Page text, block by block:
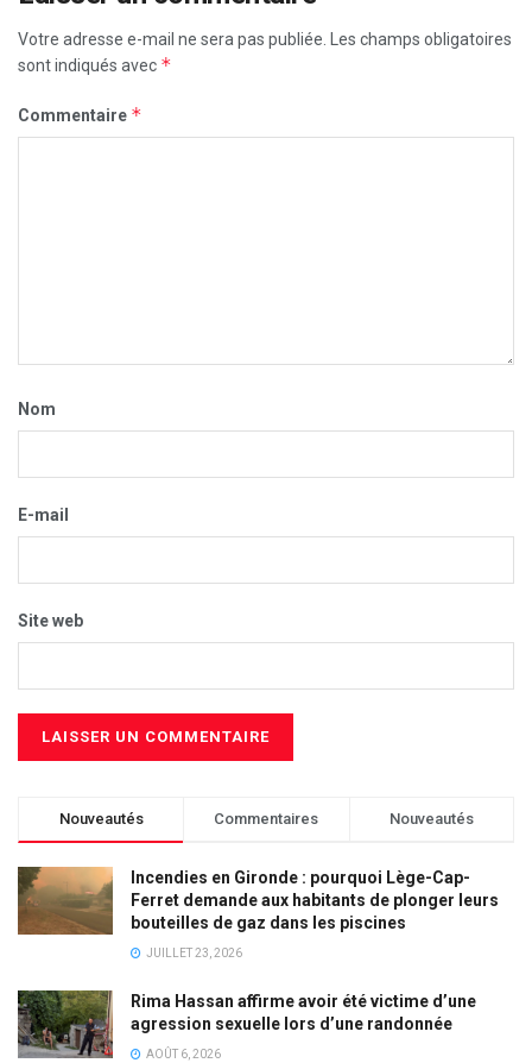
Votre adresse e-mail ne sera pas publiée.
Les champs obligatoires
sont indiqués avec *
Commentaire *
Nom
E-mail
Site web
Nouveautés Commentaires Nouveautés
Incendies en Gironde : pourquoi Lège-Cap-
Ferret demande aux habitants de plonger leurs
bouteilles de gaz dans les piscines
JUILLET 23, 2026
Rima Hassan affirme avoir été victime d’une
agression sexuelle lors d’une randonnée
AOÛT 6, 2026